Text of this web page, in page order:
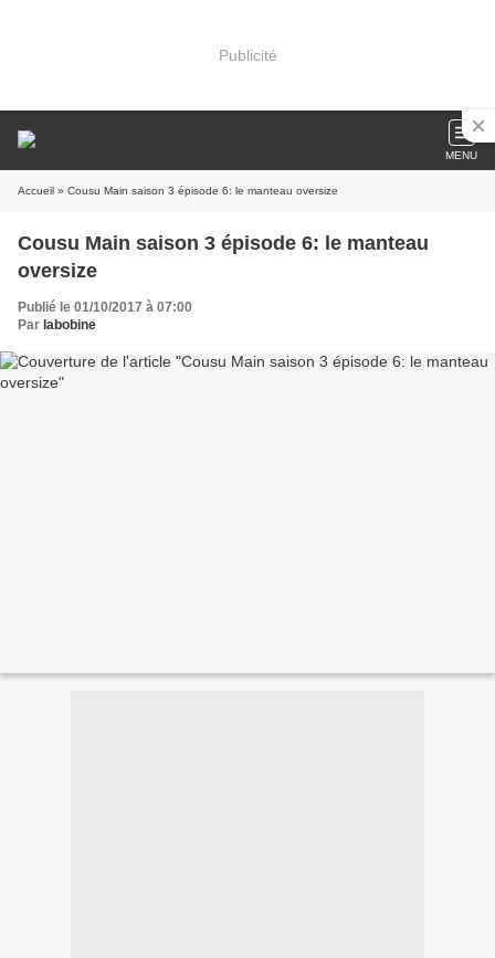
Publicité
MENU
Accueil » Cousu Main saison 3 épisode 6: le manteau oversize
Cousu Main saison 3 épisode 6: le manteau
oversize
Publié le 01/10/2017 à 07:00
Par labobine